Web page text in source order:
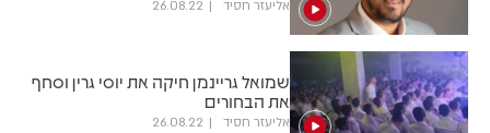
אליעזר חסיד 26.08.22
שמואל גריינמן חיקה את יוסי גרין וסחף
את הבחורים
אליעזר חסיד 26.08.22